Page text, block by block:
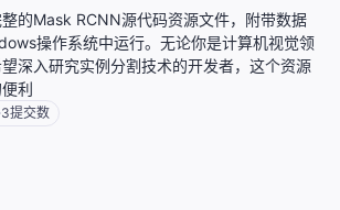
的Mask RCNN源代码资源文件，附带数据
操作系统中运行。无论你是计算机视觉领
深入研究实例分割技术的开发者，这个资源
利
3提交数